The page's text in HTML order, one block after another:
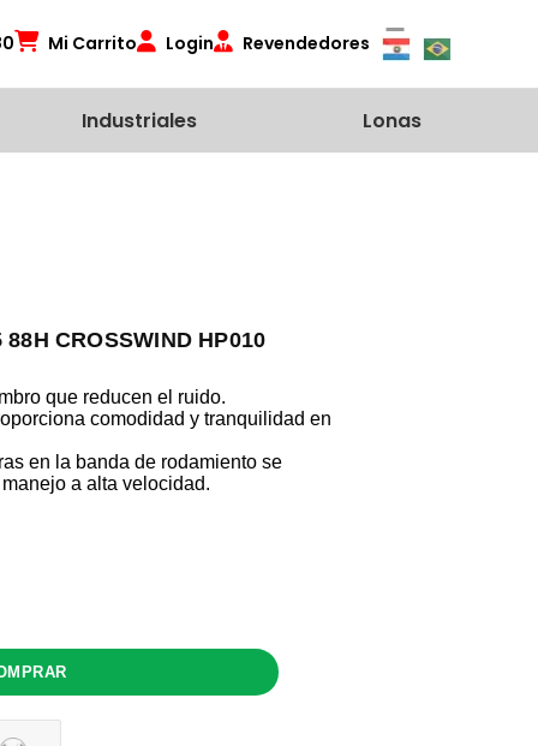
Mi Carrito Login Revendedores
Industriales Lonas
CROSSWIND HP010
que reducen el ruido.
comodidad y tranquilidad en
en la banda de rodamiento se
a alta velocidad.